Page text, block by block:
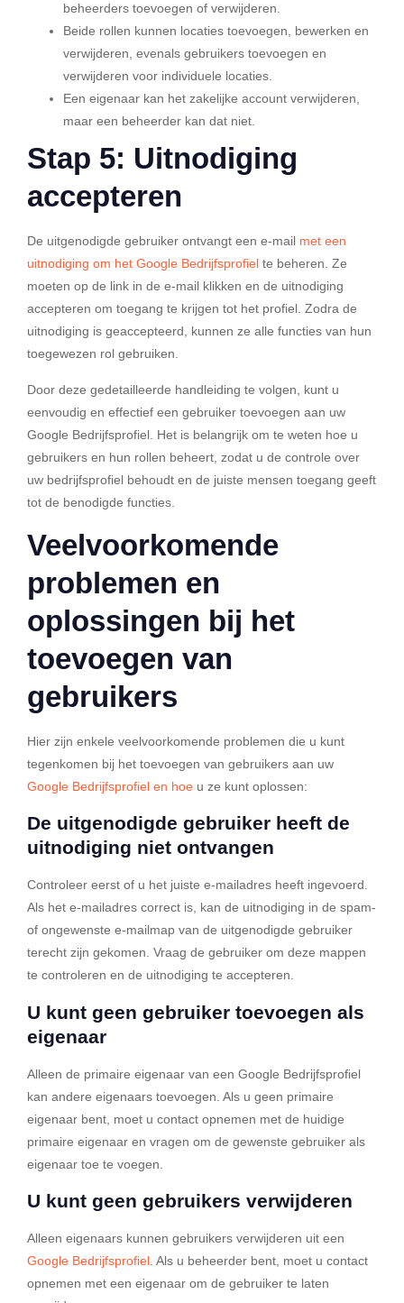
beheerders toevoegen of verwijderen.
Beide rollen kunnen locaties toevoegen, bewerken en
verwijderen, evenals gebruikers toevoegen en
verwijderen voor individuele locaties.
Een eigenaar kan het zakelijke account verwijderen,
maar een beheerder kan dat niet.
Stap 5: Uitnodiging
accepteren
De uitgenodigde gebruiker ontvangt een e-mail met een
uitnodiging om het Google Bedrijfsprofiel te beheren. Ze
moeten op de link in de e-mail klikken en de uitnodiging
accepteren om toegang te krijgen tot het profiel. Zodra de
uitnodiging is geaccepteerd, kunnen ze alle functies van hun
toegewezen rol gebruiken.
Door deze gedetailleerde handleiding te volgen, kunt u
eenvoudig en effectief een gebruiker toevoegen aan uw
Google Bedrijfsprofiel. Het is belangrijk om te weten hoe u
gebruikers en hun rollen beheert, zodat u de controle over
uw bedrijfsprofiel behoudt en de juiste mensen toegang geeft
tot de benodigde functies.
Veelvoorkomende
problemen en
oplossingen bij het
toevoegen van
gebruikers
Hier zijn enkele veelvoorkomende problemen die u kunt
tegenkomen bij het toevoegen van gebruikers aan uw
Google Bedrijfsprofiel en hoe u ze kunt oplossen:
De uitgenodigde gebruiker heeft de
uitnodiging niet ontvangen
Controleer eerst of u het juiste e-mailadres heeft ingevoerd.
Als het e-mailadres correct is, kan de uitnodiging in de spam-
of ongewenste e-mailmap van de uitgenodigde gebruiker
terecht zijn gekomen. Vraag de gebruiker om deze mappen
te controleren en de uitnodiging te accepteren.
U kunt geen gebruiker toevoegen als
eigenaar
Alleen de primaire eigenaar van een Google Bedrijfsprofiel
kan andere eigenaars toevoegen. Als u geen primaire
eigenaar bent, moet u contact opnemen met de huidige
primaire eigenaar en vragen om de gewenste gebruiker als
eigenaar toe te voegen.
U kunt geen gebruikers verwijderen
Alleen eigenaars kunnen gebruikers verwijderen uit een
Google Bedrijfsprofiel . Als u beheerder bent, moet u contact
opnemen met een eigenaar om de gebruiker te laten